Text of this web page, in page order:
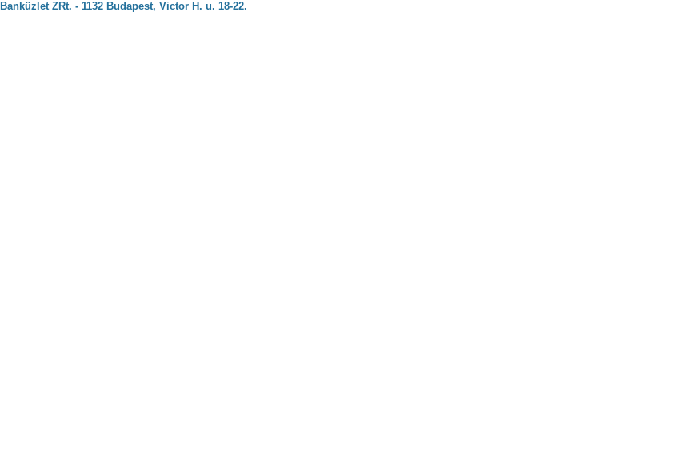
Banküzlet ZRt. - 1132 Budapest, Victor H. u. 18-22.